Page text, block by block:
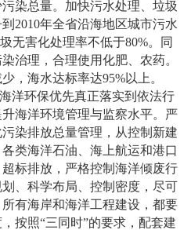
染总量。加快污水处理、垃圾
2010年全省沿海地区城市污水
圾无害化处理率不低于80%。同
治理，合理使用化肥、农药。
，海水达标率达95%以上。
洋环保优先真正落实到依法行
海洋环境管理与监察水平。严
染排放总量管理，从控制新建
类海洋石油、海上航运和港口
标排放，严格控制海洋倾废行
、科学布局、控制密度，尽可
有海岸和海洋工程建设，都要
按照“三同时”的要求，配套建